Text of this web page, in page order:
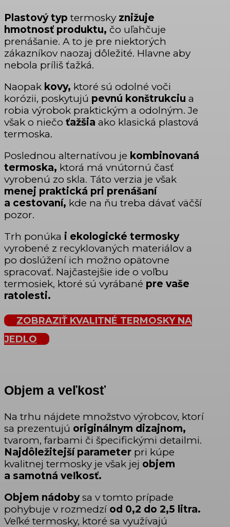
Plastový typ termosky znižuje
hmotnosť produktu, čo uľahčuje
prenášanie. A to je pre niektorých
zákazníkov naozaj dôležité. Hlavne aby
nebola príliš ťažká.
Naopak kovy, ktoré sú odolné voči
korózii, poskytujú pevnú konštrukciu a
robia výrobok praktickým a odolným. Je
však o niečo ťažšia ako klasická plastová
termoska.
Poslednou alternatívou je kombinovaná
termoska, ktorá má vnútornú časť
vyrobenú zo skla. Táto verzia je však
menej praktická pri prenášaní
a cestovaní, kde na ňu treba dávať väčší
pozor.
Trh ponúka i ekologické termosky
vyrobené z recyklovaných materiálov a
po doslúžení ich možno opätovne
spracovať. Najčastejšie ide o voľbu
termosiek, ktoré sú vyrábané pre vaše
ratolesti.
ZOBRAZIŤ KVALITNÉ TERMOSKY NA
JEDLO
Objem a veľkosť
Na trhu nájdete množstvo výrobcov, ktorí
sa prezentujú originálnym dizajnom,
tvarom, farbami či špecifickými detailmi.
Najdôležitejší parameter pri kúpe
kvalitnej termosky je však jej objem
a samotná veľkosť.
Objem nádobysa v tomto prípade
pohybuje v rozmedzí od 0,2 do 2,5 litra.
Veľké termosky, ktoré sa využívajú